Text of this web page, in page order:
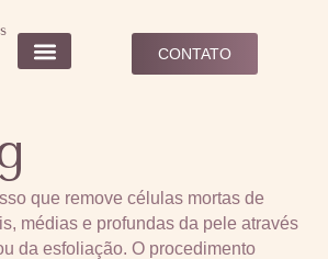
CONTATO
que remove células mortas de
médias e profundas da pele através
da esfoliação. O procedimento